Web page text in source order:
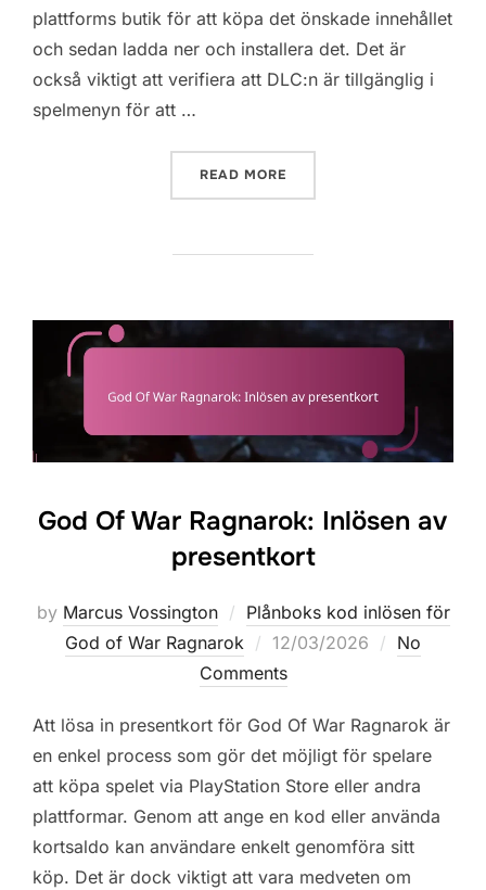
plattforms butik för att köpa det önskade innehållet
och sedan ladda ner och installera det. Det är
också viktigt att verifiera att DLC:n är tillgänglig i
spelmenyn för att …
READ MORE
God Of War Ragnarok: Inlösen av
presentkort
by Marcus Vossington
Plånboks kod inlösen för
God of War Ragnarok
Posted
on
12/03/2026
No
Comments
Att lösa in presentkort för God Of War Ragnarok är
en enkel process som gör det möjligt för spelare
att köpa spelet via PlayStation Store eller andra
plattformar. Genom att ange en kod eller använda
kortsaldo kan användare enkelt genomföra sitt
köp. Det är dock viktigt att vara medveten om